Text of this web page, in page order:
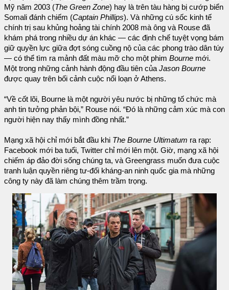
Mỹ năm 2003 (The Green Zone) hay là trên tàu hàng bị cướp biển
Somali đánh chiếm (Captain Phillips). Và những cú sốc kinh tế
chính trị sau khủng hoảng tài chính 2008 mà ông và Rouse đã
khám phá trong nhiều dự án khác — các định chế tuyệt vọng bám
giữ quyền lực giữa đợt sóng cuồng nộ của các phong trào dân túy
— có thể tìm ra mảnh đất màu mỡ cho một phim Bourne mới.
Một trong những cảnh hành động đầu tiên của Jason Bourne
được quay trên bối cảnh cuộc nổi loạn ở Athens.
“Về cốt lõi, Bourne là một người yêu nước bị những tố chức mà
anh tin tưởng phản bội,” Rouse nói. “Đó là những cảm xúc mà con
người hiện nay thấy mình đồng nhất.”
Mạng xã hội chỉ mới bắt đầu khi The Bourne Ultimatum ra rạp:
Facebook mới ba tuổi, Twitter chỉ mới lên một. Giờ, mạng xã hội
chiếm áp đảo đời sống chúng ta, và Greengrass muốn đưa cuộc
tranh luận quyền riêng tư-đối kháng-an ninh quốc gia mà những
công ty này đã làm chúng thêm trầm trọng.